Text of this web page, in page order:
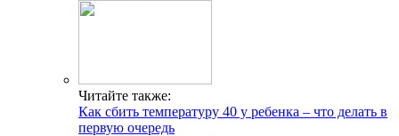
Читайте также:
Как сбить температуру 40 у ребенка – что делать в
первую очередь